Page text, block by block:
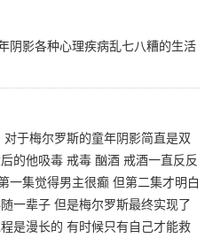
阴影各种心理疾病乱七八糟的生活
于梅尔罗斯的童年阴影简直是双
的他吸毒 戒毒 酗酒 戒酒一直反反
一集觉得男主很癫 但第二集才明白
一辈子 但是梅尔罗斯最终实现了
是漫长的 有时候只有自己才能救